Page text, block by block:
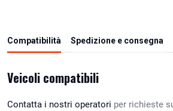
Compatibilità Spedizione e consegna
Veicoli compatibili
Contatta i nostri operatori per richieste